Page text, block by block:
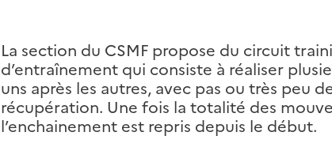
La section du CSMF propose du circuit
d’entraînement qui consiste à réaliser
uns après les autres, avec pas ou très peu
récupération. Une fois la totalité des
l’enchainement est repris depuis le début.